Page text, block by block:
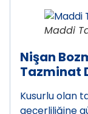
Maddi
Nişan
Tazminat
Kusurlu olan
geçerliliğine